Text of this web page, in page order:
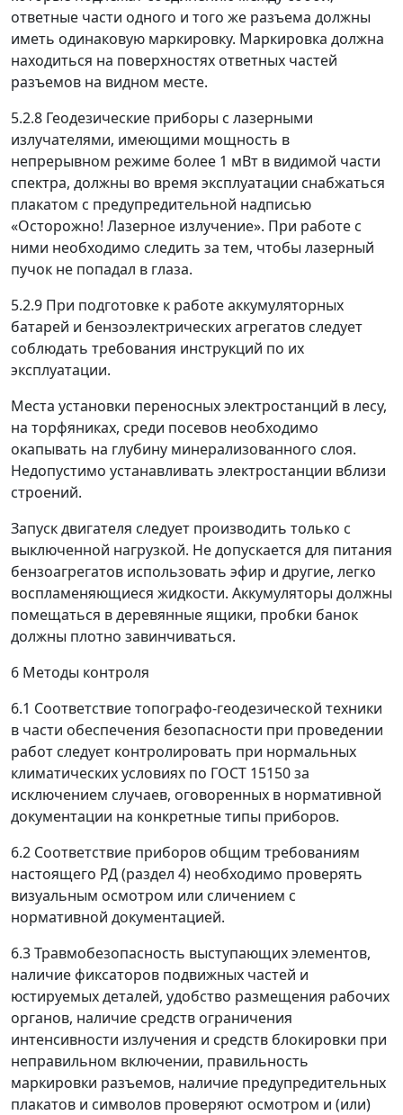
ответные части одного и того же разъема должны
иметь одинаковую маркировку. Маркировка должна
находиться на поверхностях ответных частей
разъемов на видном месте.
5.2.8 Геодезические приборы с лазерными
излучателями, имеющими мощность в
непрерывном режиме более 1 мВт в видимой части
спектра, должны во время эксплуатации снабжаться
плакатом с предупредительной надписью
«Осторожно! Лазерное излучение». При работе с
ними необходимо следить за тем, чтобы лазерный
пучок не попадал в глаза.
5.2.9 При подготовке к работе аккумуляторных
батарей и бензоэлектрических агрегатов следует
соблюдать требования инструкций по их
эксплуатации.
Места установки переносных электростанций в лесу,
на торфяниках, среди посевов необходимо
окапывать на глубину минерализованного слоя.
Недопустимо устанавливать электростанции вблизи
строений.
Запуск двигателя следует производить только с
выключенной нагрузкой. Не допускается для питания
бензоагрегатов использовать эфир и другие, легко
воспламеняющиеся жидкости. Аккумуляторы должны
помещаться в деревянные ящики, пробки банок
должны плотно завинчиваться.
6 Методы контроля
6.1 Соответствие топографо-геодезической техники
в части обеспечения безопасности при проведении
работ следует контролировать при нормальных
климатических условиях по ГОСТ 15150 за
исключением случаев, оговоренных в нормативной
документации на конкретные типы приборов.
6.2 Соответствие приборов общим требованиям
настоящего РД (раздел 4) необходимо проверять
визуальным осмотром или сличением с
нормативной документацией.
6.3Травмобезопасность выступающих элементов,
наличие фиксаторов подвижных частей и
юстируемых деталей, удобство размещения рабочих
органов, наличие средств ограничения
интенсивности излучения и средств блокировки при
неправильном включении, правильность
маркировки разъемов, наличие предупредительных
плакатов и символов проверяют осмотром и (или)